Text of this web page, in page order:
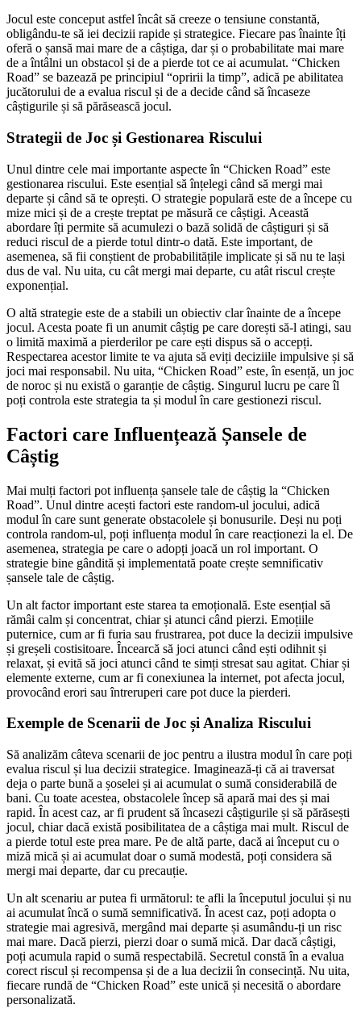
Jocul este conceput astfel încât să creeze o tensiune constantă,
obligându-te să iei decizii rapide și strategice. Fiecare pas înainte îți
oferă o șansă mai mare de a câștiga, dar și o probabilitate mai mare
de a întâlni un obstacol și de a pierde tot ce ai acumulat. “Chicken
Road” se bazează pe principiul “opririi la timp”, adică pe abilitatea
jucătorului de a evalua riscul și de a decide când să încaseze
câștigurile și să părăsească jocul.
Strategii de Joc și Gestionarea Riscului
Unul dintre cele mai importante aspecte în “Chicken Road” este
gestionarea riscului. Este esențial să înțelegi când să mergi mai
departe și când să te oprești. O strategie populară este de a începe cu
mize mici și de a crește treptat pe măsură ce câștigi. Această
abordare îți permite să acumulezi o bază solidă de câștiguri și să
reduci riscul de a pierde totul dintr-o dată. Este important, de
asemenea, să fii conștient de probabilitățile implicate și să nu te lași
dus de val. Nu uita, cu cât mergi mai departe, cu atât riscul crește
exponențial.
O altă strategie este de a stabili un obiectiv clar înainte de a începe
jocul. Acesta poate fi un anumit câștig pe care dorești să-l atingi, sau
o limită maximă a pierderilor pe care ești dispus să o accepți.
Respectarea acestor limite te va ajuta să eviți deciziile impulsive și să
joci mai responsabil. Nu uita, “Chicken Road” este, în esență, un joc
de noroc și nu există o garanție de câștig. Singurul lucru pe care îl
poți controla este strategia ta și modul în care gestionezi riscul.
Factori care Influențează Șansele de
Câștig
Mai mulți factori pot influența șansele tale de câștig la “Chicken
Road”. Unul dintre acești factori este random-ul jocului, adică
modul în care sunt generate obstacolele și bonusurile. Deși nu poți
controla random-ul, poți influența modul în care reacționezi la el. De
asemenea, strategia pe care o adopți joacă un rol important. O
strategie bine gândită și implementată poate crește semnificativ
șansele tale de câștig.
Un alt factor important este starea ta emoțională. Este esențial să
rămâi calm și concentrat, chiar și atunci când pierzi. Emoțiile
puternice, cum ar fi furia sau frustrarea, pot duce la decizii impulsive
și greșeli costisitoare. Încearcă să joci atunci când ești odihnit și
relaxat, și evită să joci atunci când te simți stresat sau agitat. Chiar și
elemente externe, cum ar fi conexiunea la internet, pot afecta jocul,
provocând erori sau întreruperi care pot duce la pierderi.
Exemple de Scenarii de Joc și Analiza Riscului
Să analizăm câteva scenarii de joc pentru a ilustra modul în care poți
evalua riscul și lua decizii strategice. Imaginează-ți că ai traversat
deja o parte bună a șoselei și ai acumulat o sumă considerabilă de
bani. Cu toate acestea, obstacolele încep să apară mai des și mai
rapid. În acest caz, ar fi prudent să încasezi câștigurile și să părăsești
jocul, chiar dacă există posibilitatea de a câștiga mai mult. Riscul de
a pierde totul este prea mare. Pe de altă parte, dacă ai început cu o
miză mică și ai acumulat doar o sumă modestă, poți considera să
mergi mai departe, dar cu precauție.
Un alt scenariu ar putea fi următorul: te afli la începutul jocului și nu
ai acumulat încă o sumă semnificativă. În acest caz, poți adopta o
strategie mai agresivă, mergând mai departe și asumându-ți un risc
mai mare. Dacă pierzi, pierzi doar o sumă mică. Dar dacă câștigi,
poți acumula rapid o sumă respectabilă. Secretul constă în a evalua
corect riscul și recompensa și de a lua decizii în consecință. Nu uita,
fiecare rundă de “Chicken Road” este unică și necesită o abordare
personalizată.